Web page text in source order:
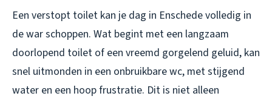
Een verstopt toilet kan je dag in Enschede volledig in
de war schoppen. Wat begint met een langzaam
doorlopend toilet of een vreemd gorgelend geluid, kan
snel uitmonden in een onbruikbare wc, met stijgend
water en een hoop frustratie. Dit is niet alleen